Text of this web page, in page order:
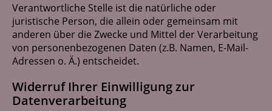
Verantwortliche Stelle ist die natürliche oder
juristische Person, die allein oder gemeinsam mit
anderen über die Zwecke und Mittel der Verarbeitung
von personenbezogenen Daten (z.B. Namen, E-Mail-
Adressen o. Ä.) entscheidet.
Widerruf Ihrer Einwilligung zur
Datenverarbeitung